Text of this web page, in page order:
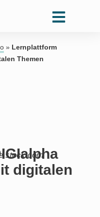
» Lernplattform
Themen
digitalen